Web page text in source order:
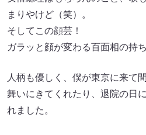
まりやけど（笑）。
そしてこの顔芸！
ガラッと顔が変わる百面相の持ち
人柄も優しく、僕が東京に来て
舞いにきてくれたり、退院の日
れました。